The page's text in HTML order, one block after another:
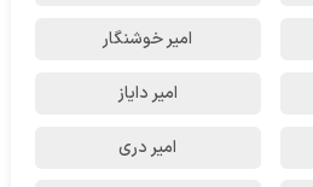
امیر خوشنگار
امیر دایاز
امیر دری